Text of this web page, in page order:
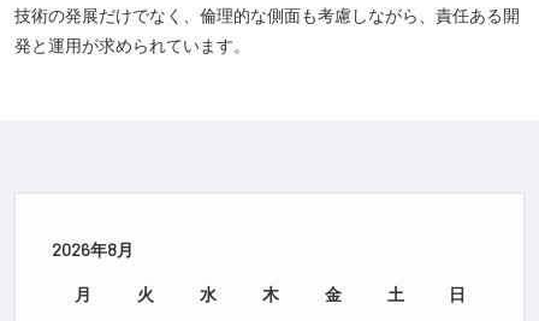
技術の発展だけでなく、倫理的な側面も考慮しながら、責任ある開
発と運用が求められています。
2026年8月
月 火 水 木 金 土 日